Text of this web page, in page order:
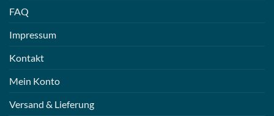
FAQ
Impressum
Kontakt
Mein Konto
Versand & Lieferung